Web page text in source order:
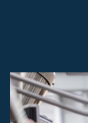
Centrum pro investory
O společnosti Scott